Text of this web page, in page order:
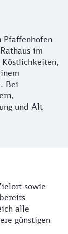
Pfaffenhofen
im
Bei
und Alt
sowie
alle
günstigen